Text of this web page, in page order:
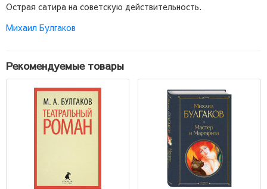
Острая сатира на советскую действительность.
Михаил Булгаков
Рекомендуемые товары